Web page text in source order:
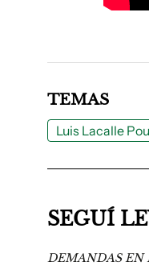
TEMAS
Luis Lacalle Pou
SEGUÍ
DEMANDAS EN